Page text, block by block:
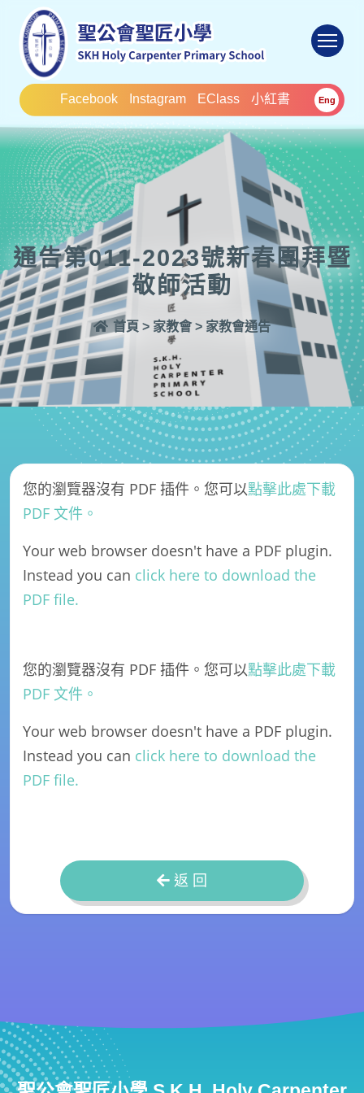
Facebook Instagram EClass 小紅書 Eng
通告第011-2023號新春團拜暨
敬師活動
首頁 > 家教會 > 家教會通告
您的瀏覽器沒有 PDF 插件。您可以點擊此處下載
PDF 文件。
Your web browser doesn't have a PDF plugin.
Instead you can click here to download the
PDF file.
您的瀏覽器沒有 PDF 插件。您可以點擊此處下載
PDF 文件。
Your web browser doesn't have a PDF plugin.
Instead you can click here to download the
PDF file.
返 回